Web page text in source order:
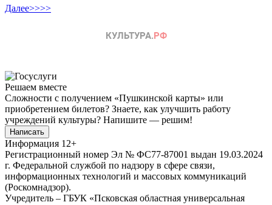
Далее>>>>
Решаем вместе
Сложности с получением «Пушкинской карты» или
приобретением билетов? Знаете, как улучшить работу
учреждений культуры? Напишите — решим!
Написать
Информация 12+
Регистрационный номер Эл № ФС77-87001 выдан 19.03.2024
г. Федеральной службой по надзору в сфере связи,
информационных технологий и массовых коммуникаций
(Роскомнадзор).
Учредитель – ГБУК «Псковская областная универсальная